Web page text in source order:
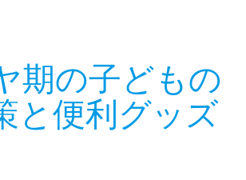
期の子どもの
と便利グッズ